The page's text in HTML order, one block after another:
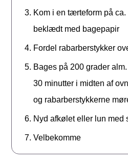
Kom i en tærteform på
beklædt med bagepapir
Fordel rabarberstykker
Bages på 200 grader
30 minutter i midten af
og rabarberstykkerne
Nyd afkølet eller lun med
Velbekomme